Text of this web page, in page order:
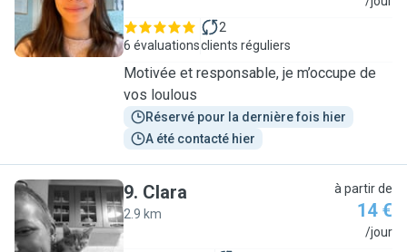
6 évaluations
2
clients réguliers
Motivée et responsable, je m’occupe de
vos loulous
Réservé pour la dernière fois hier
A été contacté hier
C
9. Clara
2.9 km
à partir de
14 €
/jour